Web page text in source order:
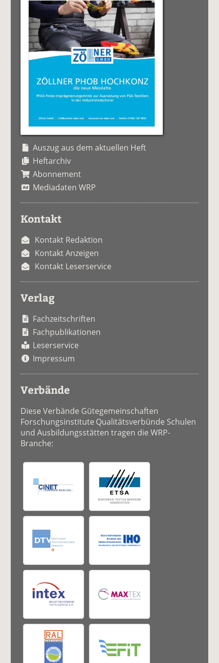
Auszug aus dem aktuellen Heft
Heftarchiv
Abonnement
Mediadaten WRP
Kontakt
Kontakt Redaktion
Kontakt Anzeigen
Kontakt Leserservice
Verlag
Fachzeitschriften
Fachpublikationen
Leserservice
Impressum
Verbände
Diese Verbände Gütegemeinschaften
Forschungsinstitute Qualitätsverbünde Schulen
und Ausbildungsstätten tragen die WRP-
Branche: